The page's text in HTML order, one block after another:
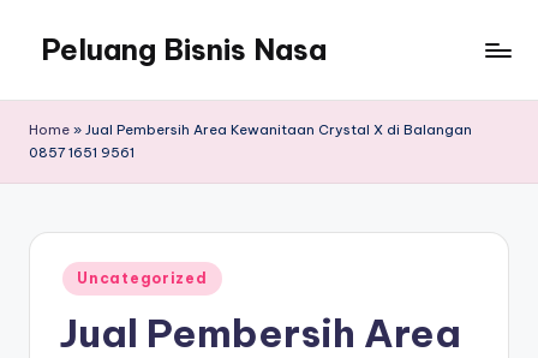
Peluang Bisnis Nasa
Home » Jual Pembersih Area Kewanitaan Crystal X di Balangan
0857 1651 9561
Posted
in
Uncategorized
Jual Pembersih Area